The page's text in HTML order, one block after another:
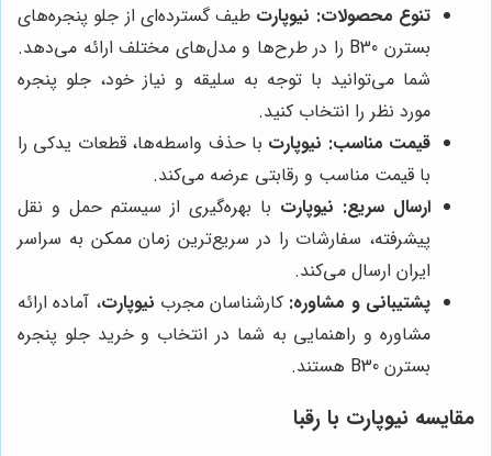
تنوع محصولات: نیوپارت طیف گسترده‌ای از جلو پنجره‌های
بسترن B30 را در طرح‌ها و مدل‌های مختلف ارائه می‌دهد.
شما می‌توانید با توجه به سلیقه و نیاز خود، جلو پنجره
مورد نظر را انتخاب کنید.
قیمت مناسب: نیوپارت با حذف واسطه‌ها، قطعات یدکی را
با قیمت مناسب و رقابتی عرضه می‌کند.
ارسال سریع: نیوپارت با بهره‌گیری از سیستم حمل و نقل
پیشرفته، سفارشات را در سریع‌ترین زمان ممکن به سراسر
ایران ارسال می‌کند.
پشتیبانی و مشاوره: کارشناسان مجرب نیوپارت، آماده ارائه
مشاوره و راهنمایی به شما در انتخاب و خرید جلو پنجره
بسترن B30 هستند.
مقایسه نیوپارت با رقبا